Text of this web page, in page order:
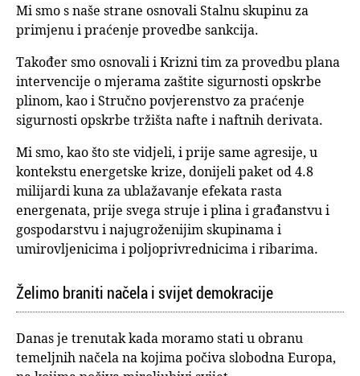
Mi smo s naše strane osnovali Stalnu skupinu za
primjenu i praćenje provedbe sankcija.
Također smo osnovali i Krizni tim za provedbu plana
intervencije o mjerama zaštite sigurnosti opskrbe
plinom, kao i Stručno povjerenstvo za praćenje
sigurnosti opskrbe tržišta nafte i naftnih derivata.
Mi smo, kao što ste vidjeli, i prije same agresije, u
kontekstu energetske krize, donijeli paket od 4.8
milijardi kuna za ublažavanje efekata rasta
energenata, prije svega struje i plina i građanstvu i
gospodarstvu i najugroženijim skupinama i
umirovljenicima i poljoprivrednicima i ribarima.
Želimo braniti načela i svijet demokracije
Danas je trenutak kada moramo stati u obranu
temeljnih načela na kojima počiva slobodna Europa,